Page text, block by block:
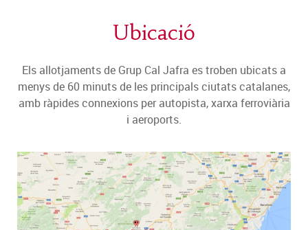
Ubicació
Els allotjaments de Grup Cal Jafra es troben ubicats a
menys de 60 minuts de les principals ciutats catalanes,
amb ràpides connexions per autopista, xarxa ferroviària
i aeroports.